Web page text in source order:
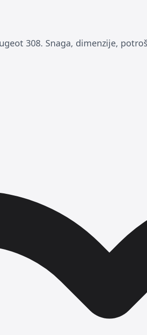
308. Snaga, dimenzije,